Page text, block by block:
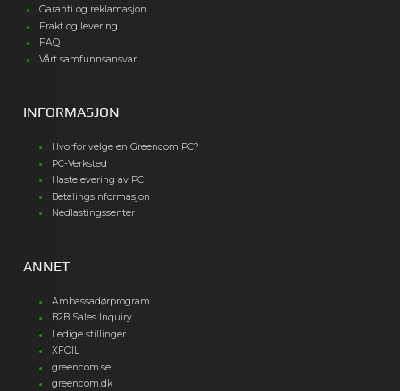
Garanti og reklamasjon
Frakt og levering
FAQ
Vårt samfunnsansvar
INFORMASJON
Hvorfor velge en Greencom PC?
PC-Verksted
Hastelevering av PC
Betalingsinformasjon
Nedlastingssenter
ANNET
Ambassadørprogram
B2B Sales Inquiry
Ledige stillinger
XFOIL
greencom.se
greencom.dk